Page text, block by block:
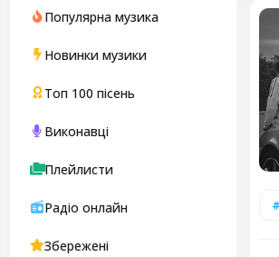
Популярна музика
Новинки музики
Топ 100 пісень
Виконавці
Плейлисти
Радіо онлайн
Збережені